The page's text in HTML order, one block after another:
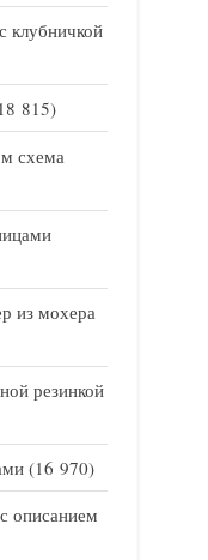
клубничкой
815)
схема
из мохера
резинкой
(16 970)
описанием